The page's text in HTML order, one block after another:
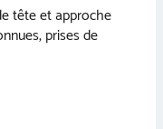
tête et approche
prises de